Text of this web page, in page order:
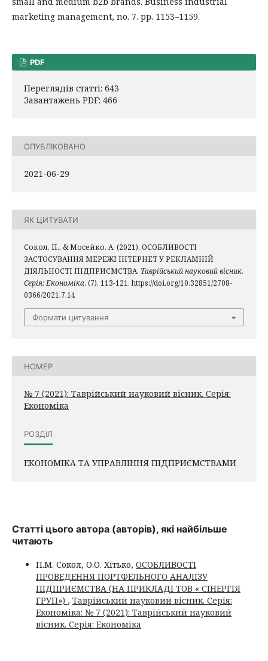
marketing management, no. 7. pp. 1153–1159.
PDF
Переглядів статті: 643
Завантажень PDF: 466
ОПУБЛІКОВАНО
2021-06-29
ЯК ЦИТУВАТИ
Сокол, П., & Мосейко, А. (2021). ОСОБЛИВОСТІ
ЗАСТОСУВАННЯ МЕРЕЖІ ІНТЕРНЕТ У РЕКЛАМНІЙ
ДІЯЛЬНОСТІ ПІДПРИЄМСТВА. Таврійський науковий вісник.
Серія: Економіка, (7), 113-121. https://doi.org/10.32851/2708-
0366/2021.7.14
Формати цитування
НОМЕР
№ 7 (2021): Таврійський науковий вісник. Серія:
Економіка
РОЗДІЛ
ЕКОНОМІКА ТА УПРАВЛІННЯ ПІДПРИЄМСТВАМИ
Статті цього автора (авторів), які найбільше
читають
П.М. Сокол, О.О. Хітько, ОСОБЛИВОСТІ
ПРОВЕДЕННЯ ПОРТФЕЛЬНОГО АНАЛІЗУ
ПІДПРИЄМСТВА (НА ПРИКЛАДІ ТOВ « СIНЕРГIЯ
ГРУП») , Таврійський науковий вісник. Серія:
Економіка: № 7 (2021): Таврійський науковий
вісник. Серія: Економіка